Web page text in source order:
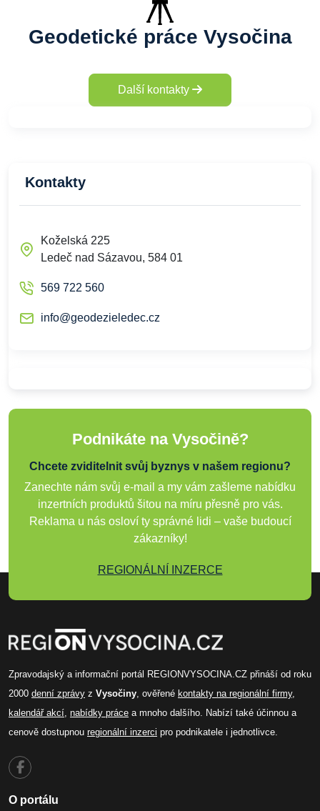
Geodetické práce Vysočina
Další kontakty
Kontakty
Koželská 225
Ledeč nad Sázavou, 584 01
569 722 560
info@geodezieledec.cz
Podnikáte na Vysočině?
Chcete zviditelnit svůj byznys v našem regionu?
Zanechte nám svůj e-mail a my vám zašleme nabídku
inzertních produktů šitou na míru přesně pro vás.
Reklama u nás osloví ty správné lidi – vaše budoucí
zákazníky!
REGIONÁLNÍ INZERCE
Zpravodajský a informační portál REGIONVYSOCINA.CZ přináší od roku
2000 denní zprávy z Vysočiny , ověřené kontakty na regionální firmy,
kalendář akcí nabídky práce a mnoho dalšího. Nabízí také účinnou a
cenově dostupnou regionální inzerci pro podnikatele i jednotlivce.
O portálu